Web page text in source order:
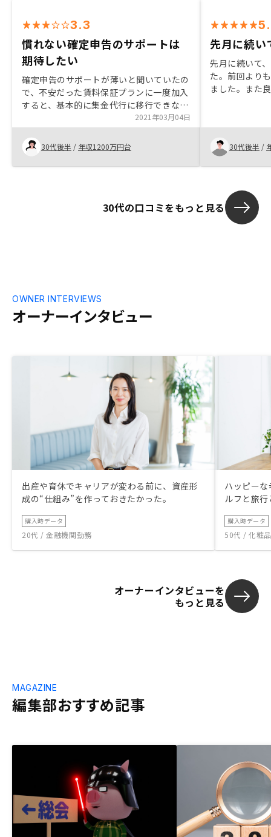
3.3
慣れない確定申告のサポートは
期待したい
確定申告のサポートが薄いと聞いていたの
で、不安だった賃料保証プランに一度加入
すると、基本的に集金代行に移行できない
という仕組みを変えてほしい2021年03月04日
30代後半 / 年収1200万円台
先月に続い
先月に続いて
た。前回より
ました。また
て、損はない
30代後半 /
30代の口コミをもっと見る
オーナーインタビュー
OWNER INTERVIEWS
出産や育休でキャリアが変わる前に、資産形
成の“仕組み”を作っておきたかった。
購入時データ
20代 / 金融機関勤務
ハッピー
ルフと旅
購入時データ
50代 / 化粧
オーナーインタビューを
もっと見る
編集部おすすめ記事
MAGAZINE